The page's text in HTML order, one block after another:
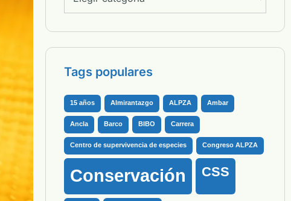
Tags populares
15 años Almirantazgo ALPZA Ambar
Ancla Barco BIBO Carrera
Centro de supervivencia de especies Congreso ALPZA
Conservación CSS